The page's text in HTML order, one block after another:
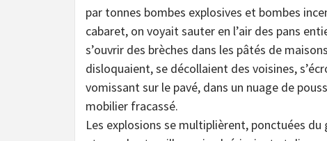
par tonnes bombes explosives et bombes
cabaret, on voyait sauter en l’air des pans
s’ouvrir des brèches dans les pâtés de
disloquaient, se décollaient des voisines,
vomissant sur le pavé, dans un nuage de
mobilier fracassé.
Les explosions se multiplièrent, ponctuées